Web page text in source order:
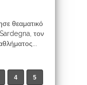
θεαματικό
τον
4 5